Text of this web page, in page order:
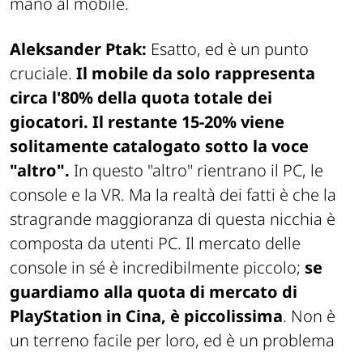
Aleksander Ptak: Esatto, ed è un punto
cruciale. Il mobile da solo rappresenta
circa l'80% della quota totale dei
giocatori. Il restante 15-20% viene
solitamente catalogato sotto la voce
"altro". In questo "altro" rientrano il PC, le
console e la VR. Ma la realtà dei fatti è che la
stragrande maggioranza di questa nicchia è
composta da utenti PC. Il mercato delle
console in sé è incredibilmente piccolo; se
guardiamo alla quota di mercato di
PlayStation in Cina, è piccolissima. Non è
un terreno facile per loro, ed è un problema